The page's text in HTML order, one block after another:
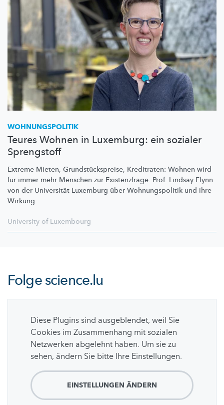
WOHNUNGSPOLITIK
Teures Wohnen in Luxemburg: ein sozialer
Sprengstoff
Extreme Mieten, Grundstückspreise, Kreditraten: Wohnen wird
für immer mehr Menschen zur Existenzfrage. Prof. Lindsay Flynn
von der Universität Luxemburg über Wohnungspolitik und ihre
Wirkung.
University of Luxembourg
Folgescience.lu
Diese Plugins sind ausgeblendet, weil Sie
Cookies im Zusammenhang mit sozialen
Netzwerken abgelehnt haben. Um sie zu
sehen, ändern Sie bitte Ihre Einstellungen.
EINSTELLUNGEN ÄNDERN